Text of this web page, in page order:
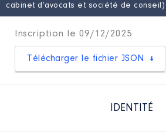
cabinet d’avocats et société de conseil)
Inscription le 09/12/2025
Télécharger le fichier JSON
IDENTITÉ